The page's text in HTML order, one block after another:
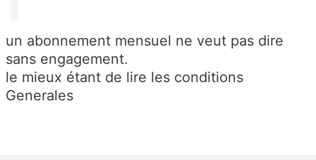
un abonnement mensuel ne veut pas dire
sans engagement.
le mieux étant de lire les conditions
Generales